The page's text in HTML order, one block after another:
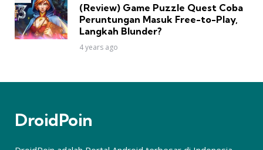
(Review) Game Puzzle Quest Coba
Peruntungan Masuk Free-to-Play,
Langkah Blunder?
4 years ago
DroidPoin